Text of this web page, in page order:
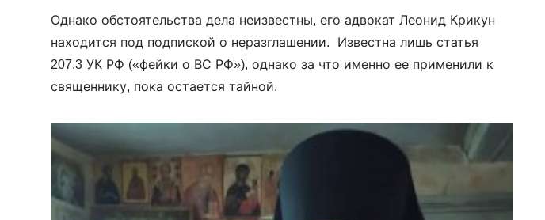
Однако обстоятельства дела неизвестны, его адвокат Леонид Крикун
находится под подпиской о неразглашении. Известна лишь статья
207.3 УК РФ («фейки о ВС РФ»), однако за что именно ее применили к
священнику, пока остается тайной.